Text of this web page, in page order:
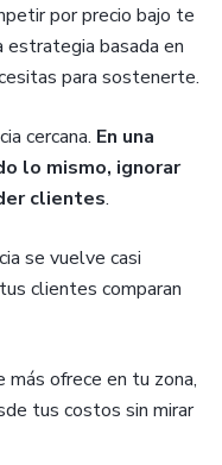
por precio bajo te
estrategia basada en
para sostenerte.
cercana. En una
lo mismo, ignorar
clientes.
se vuelve casi
clientes comparan
más ofrece en tu zona,
tus costos sin mirar